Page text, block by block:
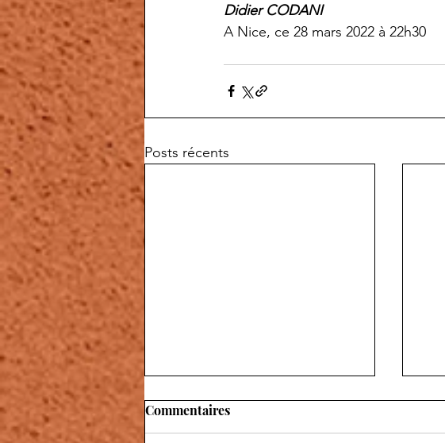
Didier CODANI
A Nice, ce 28 mars 2022 à 22h30
Posts récents
Commentaires